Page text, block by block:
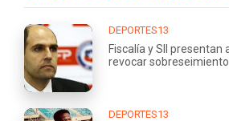
DEPORTES13
Fiscalía y SII presentan
revocar
DEPORTES13